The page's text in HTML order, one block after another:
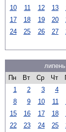
10
11 12 13
17
18 19 20
24
25 26 27
липень
Пн
Вт Ср Чт
1
2 3 4
8
9 10 11
15
16 17 18
22
23 24 25